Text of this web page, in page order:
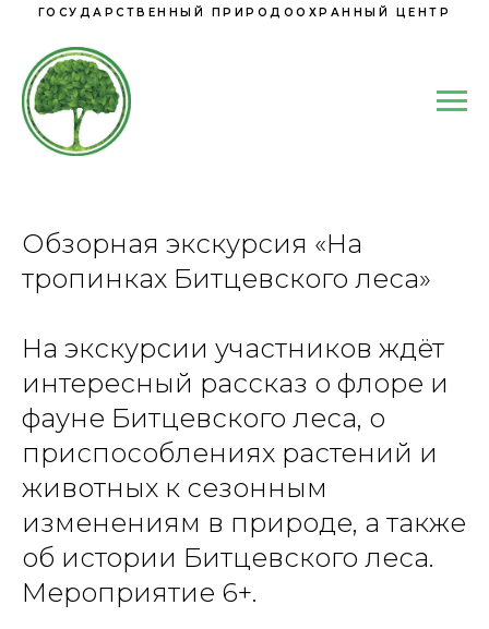
ГОСУДАРСТВЕННЫЙ ПРИРОДООХРАННЫЙ ЦЕНТР
Обзорная экскурсия «На
тропинках Битцевского леса»
На экскурсии участников ждёт
интересный рассказ о флоре и
фауне Битцевского леса, о
приспособлениях растений и
животных к сезонным
изменениям в природе, а также
об истории Битцевского леса.
Мероприятие 6+.